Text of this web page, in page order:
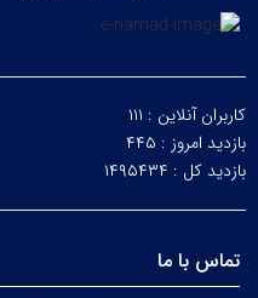
کاربران آنلاین : ۱۱۱
بازدید امروز : ۴۴۵
بازدید کل : ۱۴۹۵۴۳۴
تماس با ما